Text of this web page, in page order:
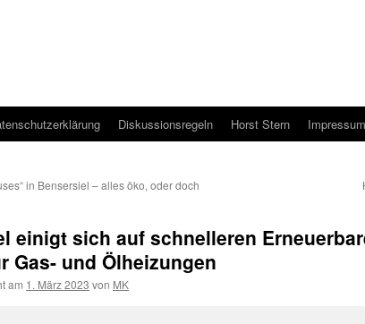
Diskussionsregeln Horst Stern Impressum
in Bensersiel – alles öko, oder doch
einigt sich auf schnelleren
Gas- und Ölheizungen
am 1. März 2023 von MK